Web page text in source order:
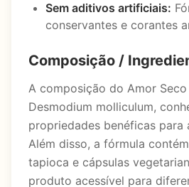
Sem aditivos artificiais:
conservantes e corantes
Composição /
A composição do Amor
Desmodium molliculum,
propriedades benéficas para
Além disso, a fórmula
tapioca e cápsulas
produto acessível para